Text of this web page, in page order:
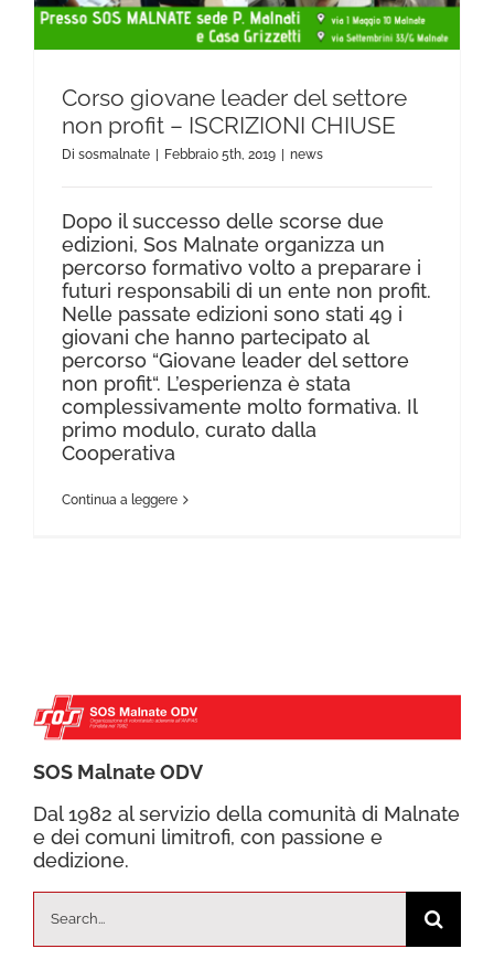
Corso giovane leader del settore
non profit – ISCRIZIONI CHIUSE
Di sosmalnate | Febbraio 5th, 2019 | news
Dopo il successo delle scorse due
edizioni, Sos Malnate organizza un
percorso formativo volto a preparare i
futuri responsabili di un ente non profit.
Nelle passate edizioni sono stati 49 i
giovani che hanno partecipato al
percorso “Giovane leader del settore
non profit“. L’esperienza è stata
complessivamente molto formativa. Il
primo modulo, curato dalla
Cooperativa
Continua a leggere
SOS Malnate ODV
Dal 1982 al servizio della comunità di Malnate
e dei comuni limitrofi, con passione e
dedizione.
per: